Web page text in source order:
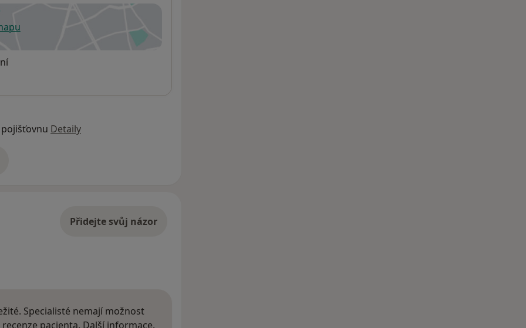
v nové záložce
Detaily
Přidejte svůj názor
Specialisté nemají možnost
pacienta. Další informace.